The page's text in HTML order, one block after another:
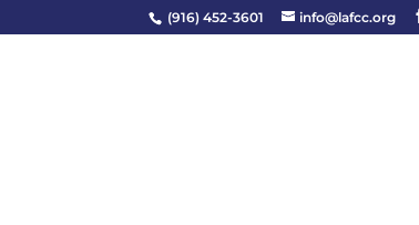
(916) 452-3601 info@lafcc.org